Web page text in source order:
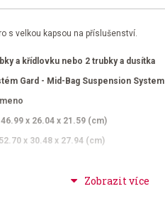
s velkou kapsou na příslušenství.
a křídlovku nebo 2 trubky a dusítka
Gard - Mid-Bag Suspension System
x 26.04 x 21.59 (cm)
x 30.48 x 27.94 (cm)
proti promoknutí pouzdra